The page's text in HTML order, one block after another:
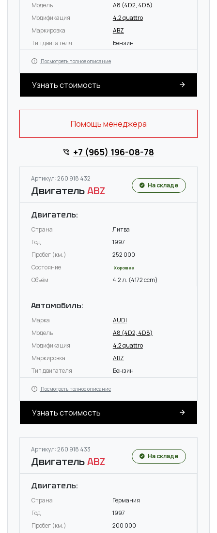
Модель
A8 (4D2, 4D8)
Модификация
4.2 quattro
Маркировка
ABZ
Тип двигателя
Бензин
Посмотреть полное описание
Узнать стоимость
Помощь менеджера
+7 (965) 196-08-78
Артикул: 260 918 432
ДвигательABZ На складе
Двигатель:
Страна
Литва
Год
1997
Пробег (км.)
252 000
Состояние
Хорошее
Объём 4.2 л. (4172 ccm)
Автомобиль:
Марка
AUDI
Модель
A8 (4D2, 4D8)
Модификация
4.2 quattro
Маркировка
ABZ
Тип двигателя
Бензин
Посмотреть полное описание
Узнать стоимость
Артикул: 260 918 433
ДвигательABZ На складе
Двигатель:
Страна
Германия
Год
1997
Пробег (км.)
200 000